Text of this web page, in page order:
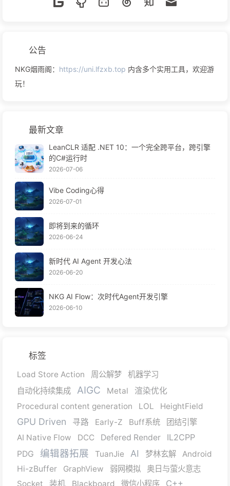
公告
NKG烟雨阁： https://uni.lfzxb.top 内含多个实用工具，欢迎游
玩！
最新文章
LeanCLR 适配 .NET 10：一个完全跨平台，跨引擎
的C#运行时
2026-07-06
Vibe Coding心得
2026-07-01
即将到来的循环
2026-06-24
新时代 AI Agent 开发心法
2026-06-20
NKG AI Flow：次时代Agent开发引擎
2026-06-10
标签
Load Store Action 周公解梦
机器学习
自动化持续集成
AIGC Metal
渲染优化
Procedural content generation
LOL HeightField
GPU Driven 寻路 Early-Z Buff系统
团结引擎
AI Native Flow
DCC Defered Render IL2CPP
PDG 编辑器拓展 TuanJie AI 梦林玄解
Android
Hi-zBuffer
GraphView 弱网模拟
奥日与萤火意志
Socket
装机 Blackboard 微信小程序
C++